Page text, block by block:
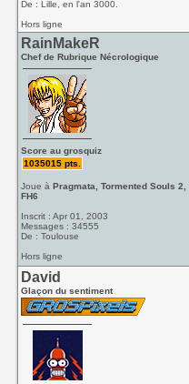
De : Lille, en l'an 3000.
Hors ligne
RainMakeR
Chef de Rubrique Nécrologique
Score au grosquiz
1035015 pts.
Joue àPragmata, Tormented Souls 2,
FH6
Inscrit : Apr 01, 2003
Messages : 34555
De : Toulouse
Hors ligne
David
Glaçon du sentiment